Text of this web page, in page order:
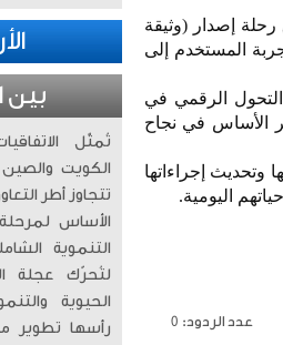
إصدار (وثيقة
المستخدم إلى
الرقمي في
الأساس في نجاح
وتحديث إجراءاتها
اليومية.
عدد الردود: 0
بين
تُمثّل
الكويت
تتجاوز أطر
الأساس
التنموية
لتُحرّك عجلة
الحيوية
رأسها تطوير